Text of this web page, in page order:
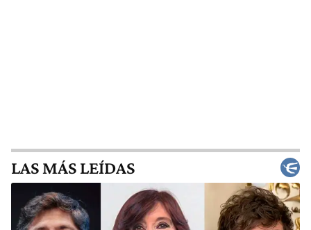
LAS MÁS LEÍDAS